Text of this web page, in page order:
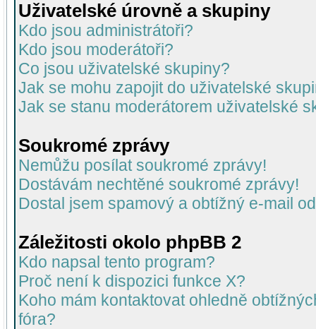
Uživatelské úrovně a skupiny
Kdo jsou administrátoři?
Kdo jsou moderátoři?
Co jsou uživatelské skupiny?
Jak se mohu zapojit do uživatelské
Jak se stanu moderátorem uživatelské
Soukromé zprávy
Nemůžu posílat soukromé zprávy!
Dostávám nechtěné soukromé zprávy!
Dostal jsem spamový a obtížný e-mail
Záležitosti okolo phpBB 2
Kdo napsal tento program?
Proč není k dispozici funkce X?
Koho mám kontaktovat ohledně
fóra?